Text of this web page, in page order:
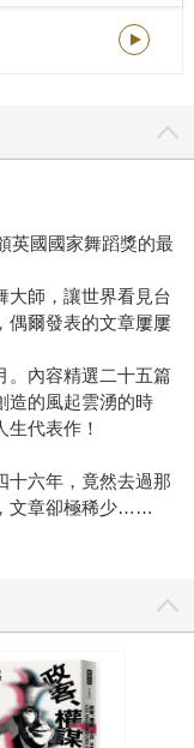
英國國家舞蹈獎的最
大師，讓世界看見台
偶爾發表的文章屢屢
。內容精選二十五篇
造的風起雲湧的時
代表作！
十六年，竟然去過那
文章卻極稀少……